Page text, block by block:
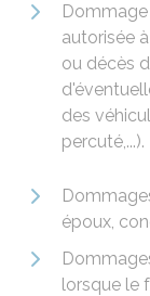
autorisée
ou décès
des
percuté,...).
époux,
lorsque le